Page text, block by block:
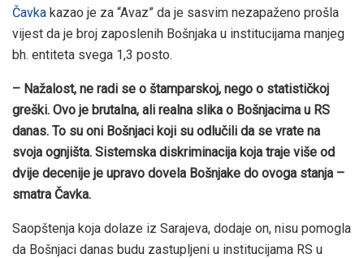
Čavka kazao je za “Avaz” da je sasvim nezapaženo prošla
vijest da je broj zaposlenih Bošnjaka u institucijama manjeg
bh. entiteta svega 1,3 posto.
– Nažalost, ne radi se o štamparskoj, nego o statističkoj
greški. Ovo je brutalna, ali realna slika o Bošnjacima u RS
danas. To su oni Bošnjaci koji su odlučili da se vrate na
svoja ognjišta. Sistemska diskriminacija koja traje više od
dvije decenije je upravo dovela Bošnjake do ovoga stanja –
smatra Čavka.
Saopštenja koja dolaze iz Sarajeva, dodaje on, nisu pomogla
da Bošnjaci danas budu zastupljeni u institucijama RS u